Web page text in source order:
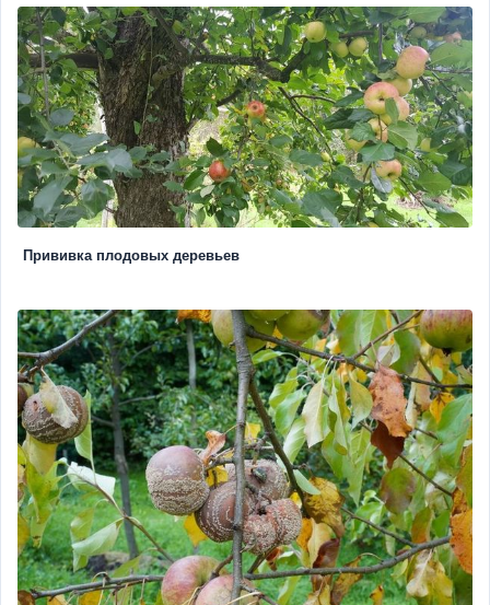
Прививка плодовых деревьев